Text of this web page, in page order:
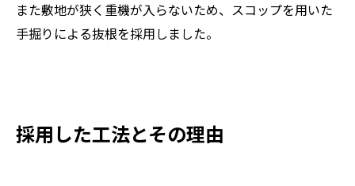
また敷地が狭く重機が入らないため、スコップを用いた
手掘りによる抜根を採用しました。
採用した工法とその理由